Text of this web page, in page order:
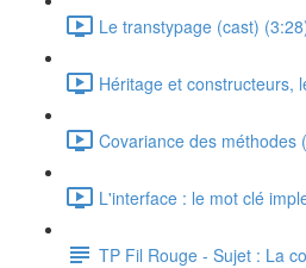
Le transtypage (cast)
Héritage et constructeurs,
Covariance des méthodes
L'interface : le mot clé
TP Fil Rouge - Sujet : La